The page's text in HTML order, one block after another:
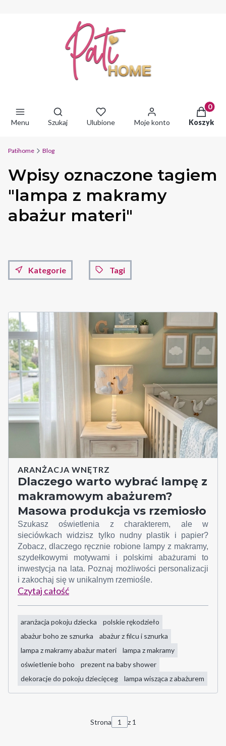
Menu
Otwórz wyszukiwarkę
Szukaj Ulubione Moje konto Koszyk
Patihome Blog
Wpisy oznaczone tagiem
"lampa z makramy
abażur materi"
Kategorie Tagi
ARANŻACJA WNĘTRZ
Dlaczego warto wybrać lampę z
makramowym abażurem?
Masowa produkcja vs rzemiosło
Szukasz oświetlenia z charakterem, ale w
sieciówkach widzisz tylko nudny plastik i papier?
Zobacz, dlaczego ręcznie robione lampy z makramy,
szydełkowymi motywami i polskimi abażurami to
inwestycja na lata. Poznaj możliwości personalizacji
i zakochaj się w unikalnym rzemiośle.
Czytaj całość
aranżacja pokoju dziecka
polskie rękodzieło
abażur boho ze sznurka
abażur z filcu i sznurka
lampa z makramy abażur materi
lampa z makramy
oświetlenie boho
prezent na baby shower
dekoracje do pokoju dziecięceg
lampa wisząca z abażurem
Strona z 1